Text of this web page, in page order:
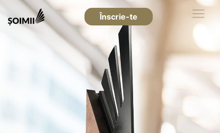
Înscrie-te